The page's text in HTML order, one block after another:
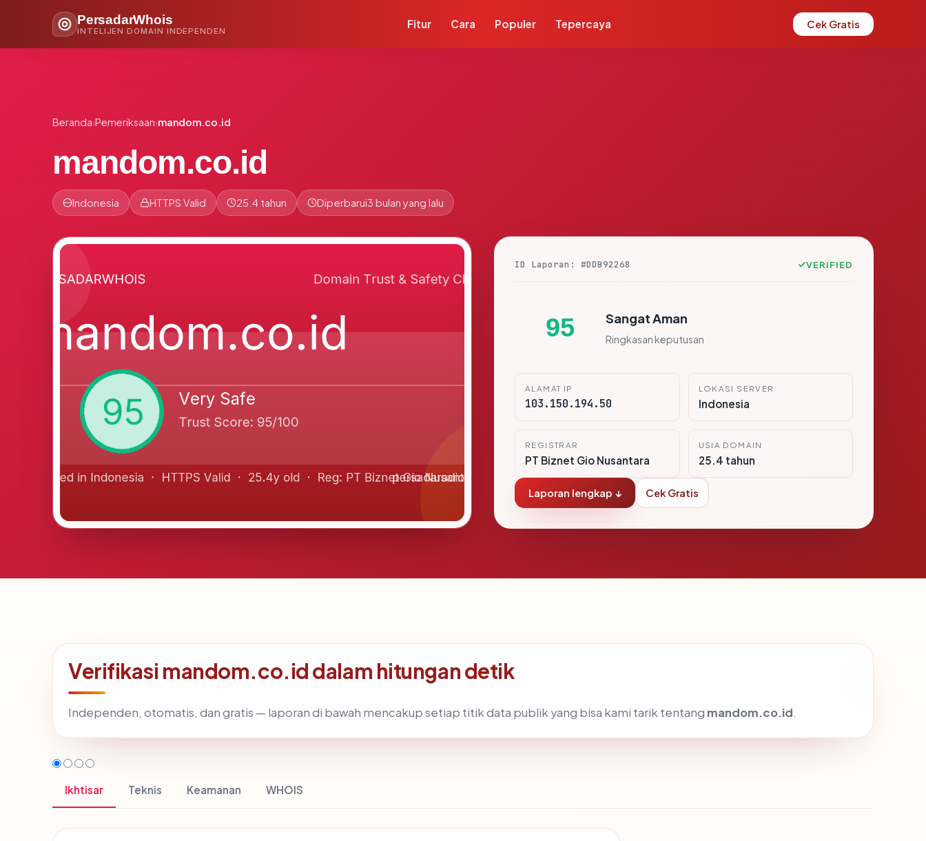
PersadarWhois
INTELIJEN DOMAIN INDEPENDEN
Fitur Cara Populer Tepercaya Cek Gratis
Beranda›Pemeriksaan›mandom.co.id
mandom.co.id
Indonesia HTTPS Valid 25.4 tahun Diperbarui3 bulan yang lalu
ID Laporan: #DDB92268 VERIFIED
95 Sangat Aman
Ringkasan keputusan
ALAMAT IP
103.150.194.50
LOKASI SERVER
Indonesia
REGISTRAR
PT Biznet Gio Nusantara
USIA DOMAIN
25.4 tahun
Laporan lengkap ↓ Cek Gratis
Verifikasi mandom.co.id dalam hitungan detik
Independen, otomatis, dan gratis — laporan di bawah mencakup setiap titik data publik yang bisa kami tarik tentang mandom.co.id.
Ikhtisar Teknis Keamanan WHOIS